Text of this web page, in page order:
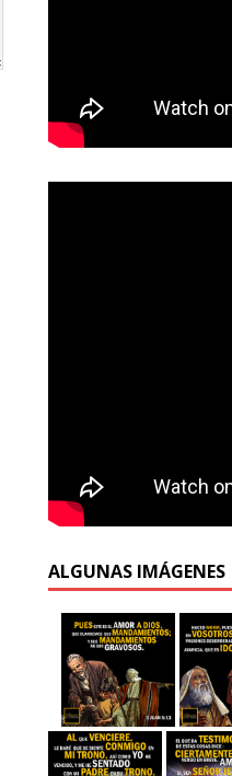
ALGUNAS IMÁGENES